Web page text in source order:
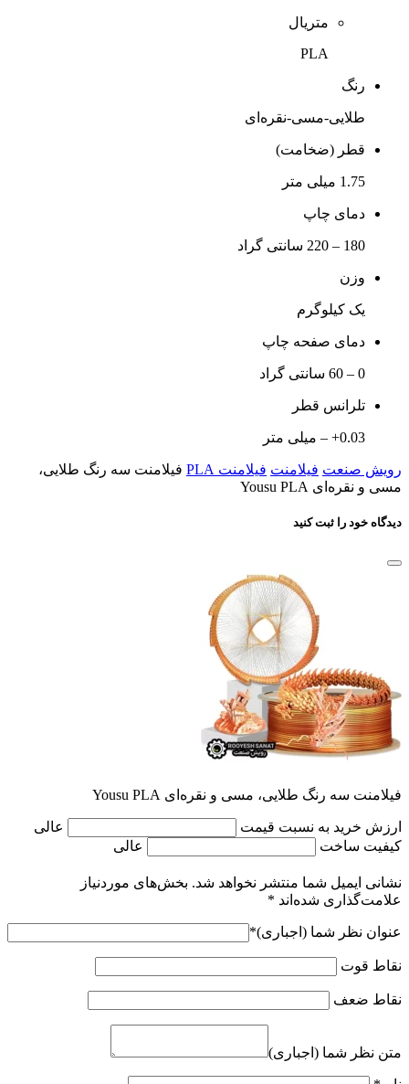
متریال
PLA
رنگ
طلایی-مسی-نقره‌ای
قطر (ضخامت)
1.75 میلی متر
دمای چاپ
180 – 220 سانتی گراد
وزن
یک کیلوگرم
دمای صفحه چاپ
0 – 60 سانتی گراد
تلرانس قطر
0.03+ – میلی متر
رویش صنعت فیلامنت فیلامنت PLA
فیلامنت سه رنگ طلایی،
مسی و نقره‌ای Yousu PLA
دیدگاه خود را ثبت کنید
فیلامنت سه رنگ طلایی، مسی و نقره‌ای Yousu PLA
ارزش خرید به نسبت قیمت
عالی
کیفیت ساخت
عالی
نشانی ایمیل شما منتشر نخواهد شد. بخش‌های موردنیاز
علامت‌گذاری شده‌اند *
عنوان نظر شما (اجباری)*
نقاط قوت
نقاط ضعف
متن نظر شما (اجباری)